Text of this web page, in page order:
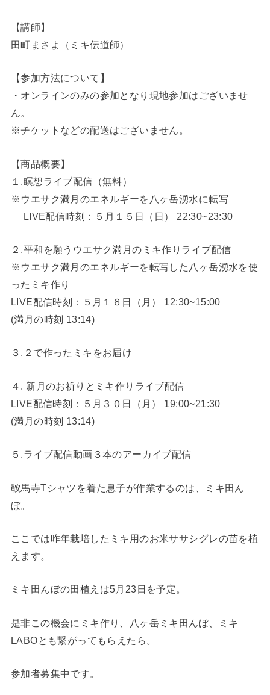
【講師】
田町まさよ（ミキ伝道師）
【参加方法について】
・オンラインのみの参加となり現地参加はございませ
ん。
※チケットなどの配送はございません。
【商品概要】
１.瞑想ライブ配信（無料）
※ウエサク満月のエネルギーを八ヶ岳湧水に転写
LIVE配信時刻：５月１５日（日） 22:30~23:30
２.平和を願うウエサク満月のミキ作りライブ配信
※ウエサク満月のエネルギーを転写した八ヶ岳湧水を使
ったミキ作り
LIVE配信時刻：５月１６日（月） 12:30~15:00
(満月の時刻 13:14)
３.２で作ったミキをお届け
４. 新月のお祈りとミキ作りライブ配信
LIVE配信時刻：５月３０日（月） 19:00~21:30
(満月の時刻 13:14)
５.ライブ配信動画３本のアーカイブ配信
鞍馬寺Tシャツを着た息子が作業するのは、ミキ田ん
ぼ。
ここでは昨年栽培したミキ用のお米ササシグレの苗を植
えます。
ミキ田んぼの田植えは5月23日を予定。
是非この機会にミキ作り、八ヶ岳ミキ田んぼ、ミキ
LABOとも繋がってもらえたら。
参加者募集中です。